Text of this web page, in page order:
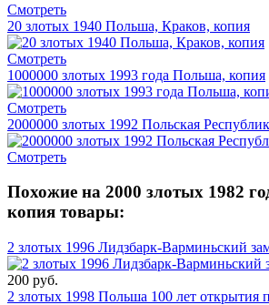
Смотреть
20 злотых 1940 Польша, Краков, копия
Смотреть
1000000 злотых 1993 года Польша, копия
Смотреть
2000000 злотых 1992 Польская
Смотреть
Похожие на 2000 злотых 1982
копия товары:
2 злотых 1996 Лидзбарк-Варминьский
200 руб.
2 злотых 1998 Польша 100 лет открытия